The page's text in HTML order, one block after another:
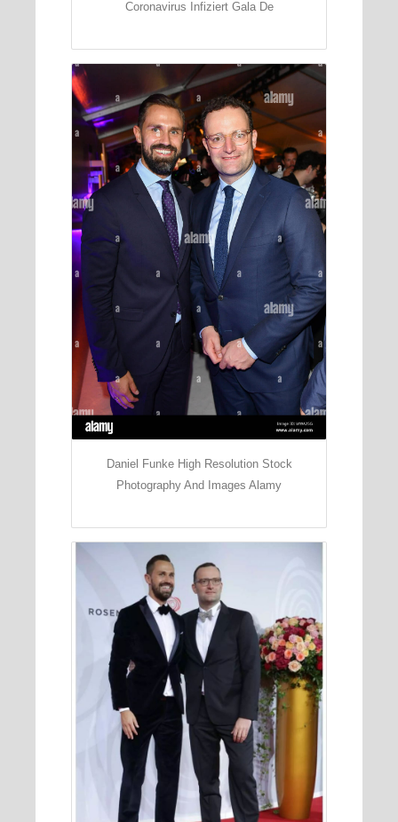
Coronavirus Infiziert Gala De
Daniel Funke High Resolution Stock
Photography And Images Alamy